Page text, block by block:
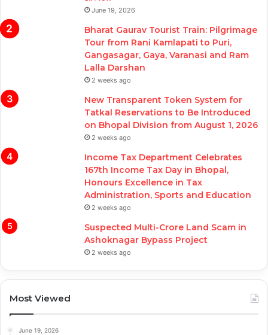
June 19, 2026
Bharat Gaurav Tourist Train: Pilgrimage
Tour from Rani Kamlapati to Puri,
Gangasagar, Gaya, Varanasi and Ram
Lalla Darshan
2 weeks ago
New Transparent Token System for
Tatkal Reservations to Be Introduced
on Bhopal Division from August 1, 2026
2 weeks ago
Income Tax Department Celebrates
167th Income Tax Day in Bhopal,
Honours Excellence in Tax
Administration, Sports and Education
2 weeks ago
Suspected Multi-Crore Land Scam in
Ashoknagar Bypass Project
2 weeks ago
Most Viewed
June 19, 2026